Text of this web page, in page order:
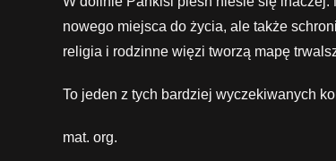
nowego miejsca do życia, ale także
religia i rodzinne więzi tworzą mapę
To jeden z tych bardziej wyczekiwanych
mat. org.